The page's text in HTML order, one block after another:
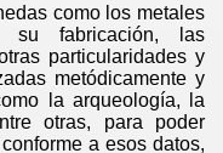
como los metales
su fabricación, las
particularidades y
metódicamente y
la arqueología, la
otras, para poder
a esos datos,